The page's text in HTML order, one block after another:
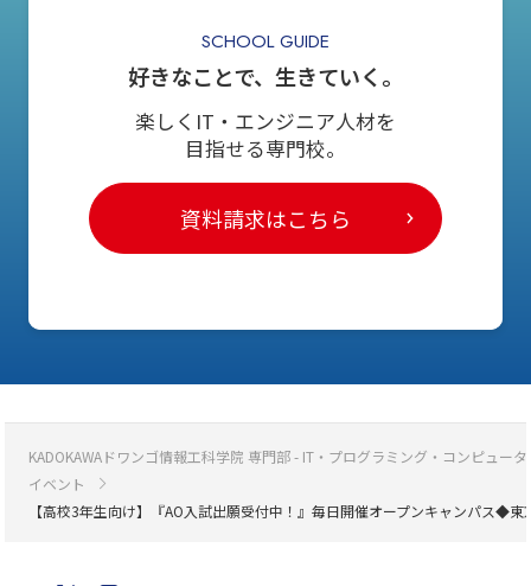
SCHOOL GUIDE
好きなことで、生きていく。
楽しくIT・エンジニア人材を
目指せる専門校。
資料請求はこちら
KADOKAWAドワンゴ情報工科学院 専門部 - IT・プログラミング・コンピュー
イベント
【高校3年生向け】『AO入試出願受付中！』毎日開催オープンキャンパス◆東